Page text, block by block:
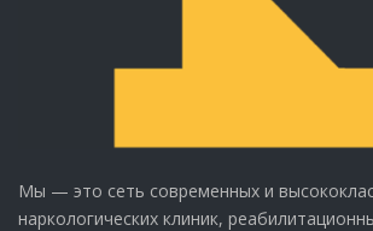
Мы — это сеть современных и
наркологических клиник,